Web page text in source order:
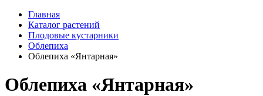
Главная
Каталог растений
Плодовые кустарники
Облепиха
Облепиха «Янтарная»
Облепиха «Янтарная»